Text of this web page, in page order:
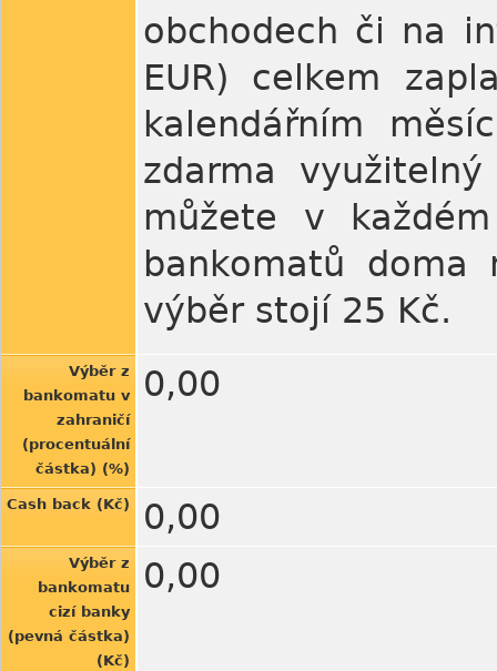
obchodech či na
EUR) celkem
kalendářním
zdarma
můžete v
bankomatů doma
výběr stojí 25 Kč.
Výběr z
bankomatu v
zahraničí
(procentuální
částka) (%)
0,00
Cash back (Kč) 0,00
Výběr z
bankomatu
cizí banky
(pevná částka)
(Kč)
0,00